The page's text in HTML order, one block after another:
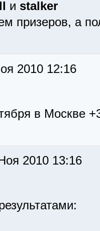
и stalker
призеров, а
2010 12:16
в Москве
2010 13:16